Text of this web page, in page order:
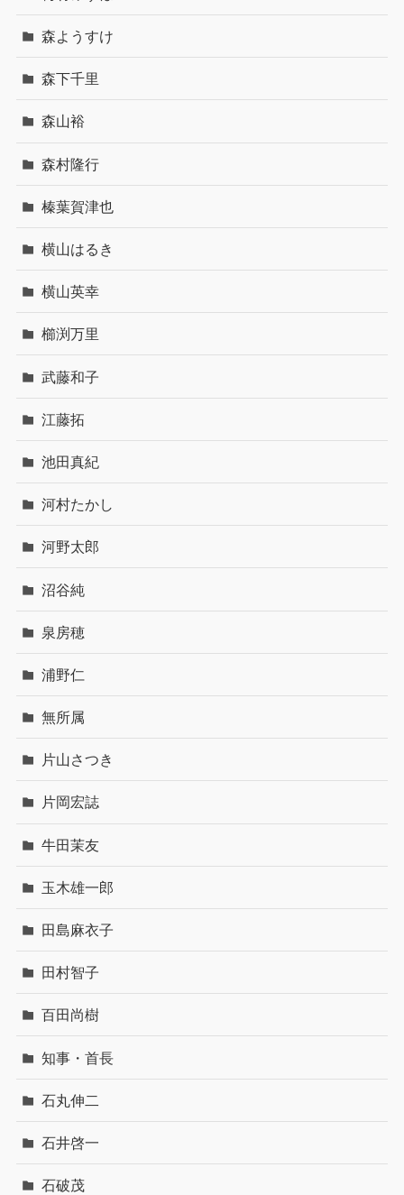
森ようすけ
森下千里
森山裕
森村隆行
榛葉賀津也
横山はるき
横山英幸
櫛渕万里
武藤和子
江藤拓
池田真紀
河村たかし
河野太郎
沼谷純
泉房穂
浦野仁
無所属
片山さつき
片岡宏誌
牛田茉友
玉木雄一郎
田島麻衣子
田村智子
百田尚樹
知事・首長
石丸伸二
石井啓一
石破茂